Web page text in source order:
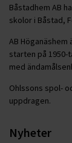
Båstadhem AB
skolor i Båstad,
AB
starten på
med
Ohlssons spol-
uppdragen.
Nyheter